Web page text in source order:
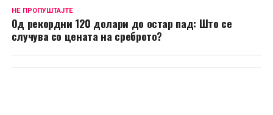
НЕ ПРОПУШТАЈТЕ
Од рекордни 120 долари до остар пад: Што се
случува со цената на среброто?